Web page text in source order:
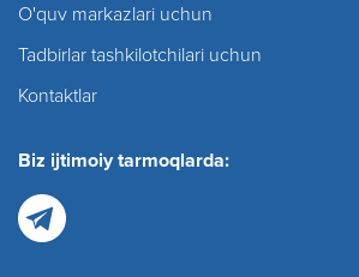
O'quv markazlari uchun
Tadbirlar tashkilotchilari uchun
Kontaktlar
Biz ijtimoiy tarmoqlarda: